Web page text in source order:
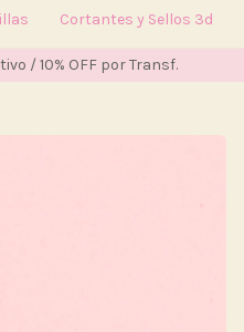
/ 10% OFF por Transf.
Cortantes y Sellos 3d